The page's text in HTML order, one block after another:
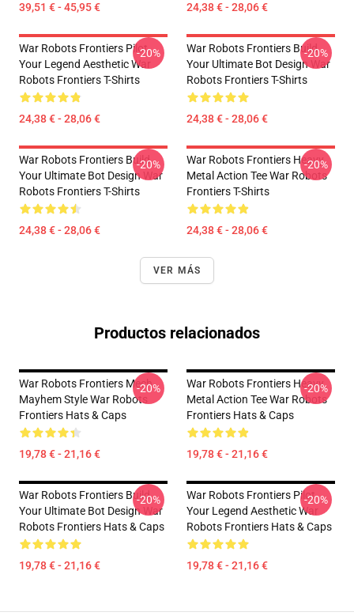
39,51 € - 45,95 € 24,38 € - 28,06 €
War Robots Frontiers Pilot
Your Legend Aesthetic War
Robots Frontiers T-Shirts
24,38 € - 28,06 €
-20%
War Robots Frontiers Build
Your Ultimate Bot Design War
Robots Frontiers T-Shirts
24,38 € - 28,06 €
-20%
War Robots Frontiers Build
Your Ultimate Bot Design War
Robots Frontiers T-Shirts
24,38 € - 28,06 €
-20%
War Robots Frontiers Heavy
Metal Action Tee War Robots
Frontiers T-Shirts
24,38 € - 28,06 €
-20%
VER MÁS
Productos relacionados
War Robots Frontiers Mech
Mayhem Style War Robots
Frontiers Hats & Caps
19,78 € - 21,16 €
-20%
War Robots Frontiers Heavy
Metal Action Tee War Robots
Frontiers Hats & Caps
19,78 € - 21,16 €
-20%
War Robots Frontiers Build
Your Ultimate Bot Design War
Robots Frontiers Hats & Caps
19,78 € - 21,16 €
-20%
War Robots Frontiers Pilot
Your Legend Aesthetic War
Robots Frontiers Hats & Caps
19,78 € - 21,16 €
-20%